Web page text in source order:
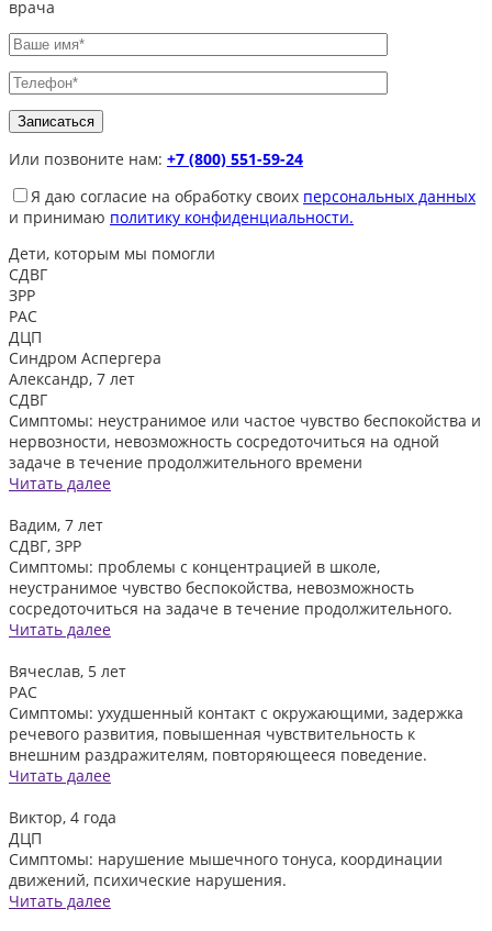
врача
Или позвоните нам: +7 (800) 551-59-24
Я даю согласие на обработку своих персональных данных
и принимаю политику конфиденциальности.
Дети, которым мы помогли
СДВГ
ЗРР
РАС
ДЦП
Синдром Аспергера
Александр, 7 лет
СДВГ
Симптомы: неустранимое или частое чувство беспокойства и
нервозности, невозможность сосредоточиться на одной
задаче в течение продолжительного времени
Читать далее
Вадим, 7 лет
СДВГ, ЗРР
Симптомы: проблемы с концентрацией в школе,
неустранимое чувство беспокойства, невозможность
сосредоточиться на задаче в течение продолжительного.
Читать далее
Вячеслав, 5 лет
РАС
Симптомы: ухудшенный контакт с окружающими, задержка
речевого развития, повышенная чувствительность к
внешним раздражителям, повторяющееся поведение.
Читать далее
Виктор, 4 года
ДЦП
Симптомы: нарушение мышечного тонуса, координации
движений, психические нарушения.
Читать далее